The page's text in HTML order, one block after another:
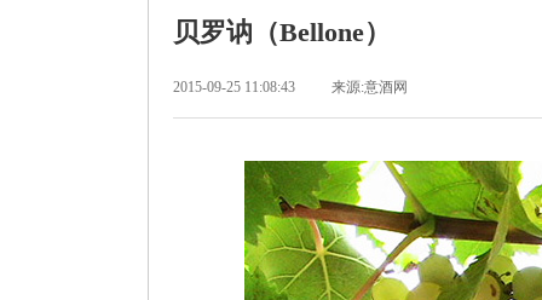
贝罗讷（Bellone）
2015-09-25 11:08:43 来源:意酒网